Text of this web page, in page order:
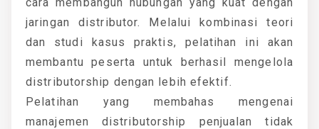
jaringan distributor. Melalui kombinasi teori
dan studi kasus praktis, pelatihan ini akan
membantu peserta untuk berhasil mengelola
distributorship dengan lebih efektif.
Pelatihan yang membahas mengenai
manajemen distributorship penjualan tidak